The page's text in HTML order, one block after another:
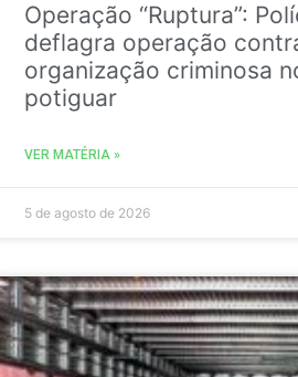
Operação “Ruptura”:
deflagra operação
organização criminosa
potiguar
VER MATÉRIA »
5 de agosto de 2026